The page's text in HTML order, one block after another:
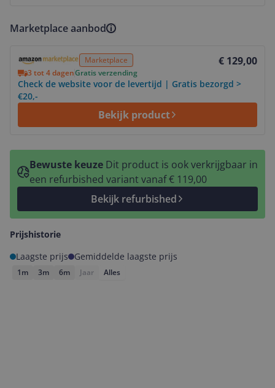
Marketplace aanbod
Marketplace € 129,00
3 tot 4 dagenGratis verzending
Check de website voor de levertijd | Gratis bezorgd >
€20,-
Bekijk product
Bewuste keuze Dit product is ook verkrijgbaar in
een refurbished variant vanaf € 119,00
Bekijk refurbished
Prijshistorie
Laagste prijs
Gemiddelde laagste prijs
1m 3m 6m Jaar Alles